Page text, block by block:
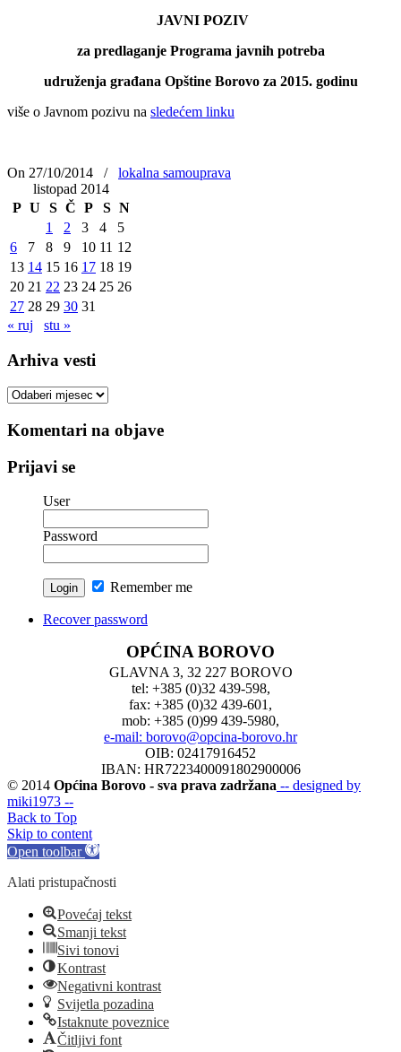
JAVNI POZIV
za predlaganje Programa javnih potreba
udruženja građana Opštine Borovo za 2015. godinu
više o Javnom pozivu na sledećem linku
On 27/10/2014 /
lokalna samouprava
listopad 2014
P U S Č P S N
1
2 3 4
5
6
7 8 9 10 11 12
13 14 15 16 17 18 19
20 21 22 23 24 25 26
27 28 29 30 31
« ruj
stu »
Arhiva vesti
Arhiva
Komentari na objave
Prijavi se
User
Password
Remember me
Recover password
OPĆINA BOROVO
GLAVNA 3, 32 227 BOROVO
tel: +385 (0)32 439-598,
fax: +385 (0)32 439-601,
mob: +385 (0)99 439-5980,
e-mail: borovo@opcina-borovo.hr
OIB: 02417916452
IBAN: HR7223400091802900006
© 2014 Općina Borovo - sva prava zadržana -- designed by
miki1973 --
Back to Top
Skip to content
Open toolbar
Alati pristupačnosti
Povećaj tekst
Smanji tekst
Sivi tonovi
Kontrast
Negativni kontrast
Svijetla pozadina
Istaknute poveznice
Čitljivi font